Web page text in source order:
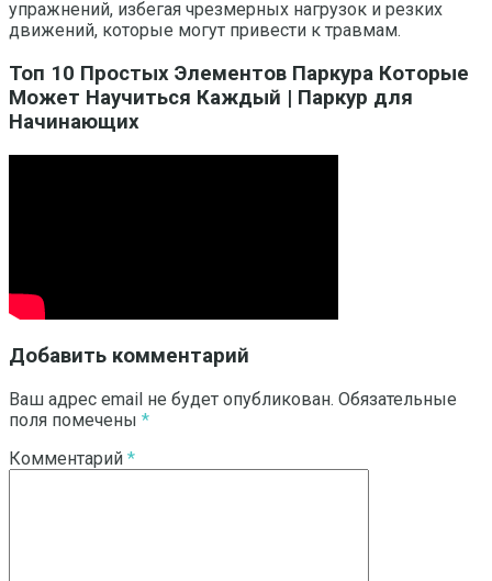
упражнений, избегая чрезмерных нагрузок и резких
движений, которые могут привести к травмам.
Топ 10 Простых Элементов Паркура Которые
Может Научиться Каждый | Паркур для
Начинающих
Добавить комментарий
Ваш адрес email не будет опубликован. Обязательные
поля помечены *
Комментарий *